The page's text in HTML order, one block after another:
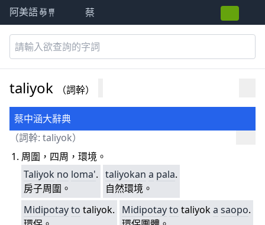
阿美語萌典 蔡
taliyok （詞幹）
蔡中涵大辭典
（詞幹: taliyok）
周圍，四周，環境。
Taliyok no loma'.
房子周圍。
taliyokan a pala.
自然環境。
Midipotayto taliyok.
Midipotayto taliyoka saopo.